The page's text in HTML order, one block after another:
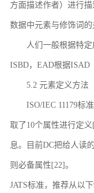
方面描述作者）进行
数据中元素与修饰词
人们一般根据特
ISBD，EAD根据ISAD
5.2 元素定义方法
ISO/IEC 11179标
取了10个属性进行定
息。目前DC把给人读
则必备属性[22]。
JATS标准，推荐从以